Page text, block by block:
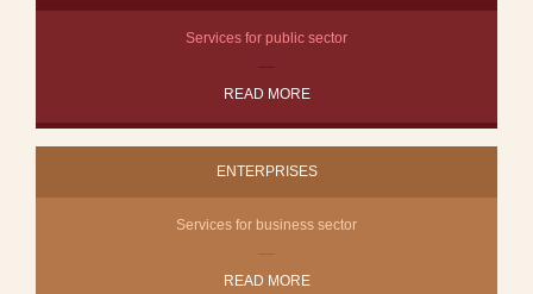
Services for public sector
READ MORE
ENTERPRISES
Services for business sector
READ MORE